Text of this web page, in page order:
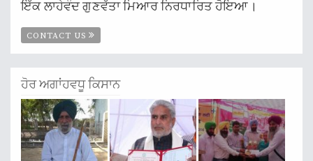
ਇੱਕ ਲਾਹੇਵੰਦ ਗੁਣਵੱਤਾ ਮਿਆਰ ਨਿਰਧਾਰਿਤ ਹੋਇਆ।
CONTACT US
ਹੋਰ ਅਗਾਂਹਵਧੂ ਕਿਸਾਨ